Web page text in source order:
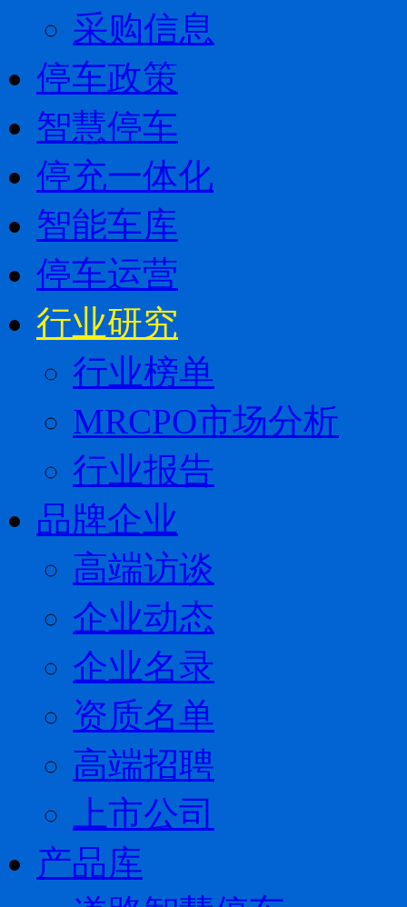
采购信息
停车政策
智慧停车
停充一体化
智能车库
停车运营
行业研究
行业榜单
MRCPO市场分析
行业报告
品牌企业
高端访谈
企业动态
企业名录
资质名单
高端招聘
上市公司
产品库